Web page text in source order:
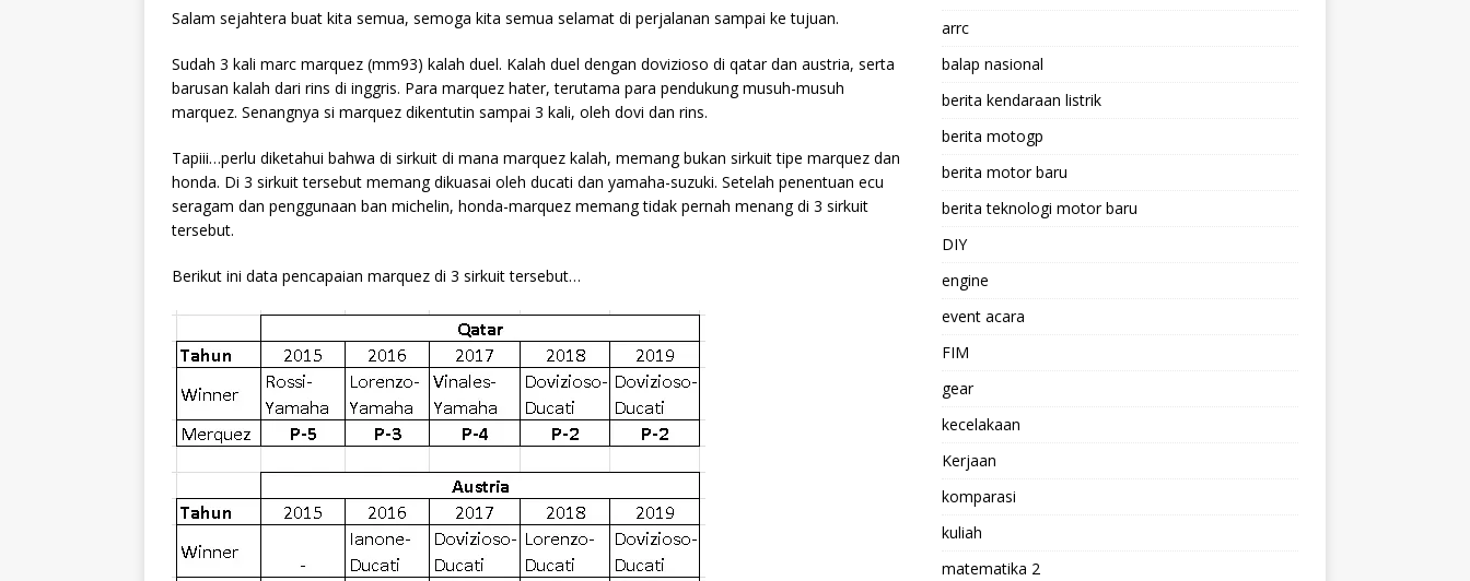
Salam sejahtera buat kita semua, semoga kita semua selamat di perjalanan sampai ke tujuan.
Sudah 3 kali marc marquez (mm93) kalah duel. Kalah duel dengan dovizioso di qatar dan austria, serta
barusan kalah dari rins di inggris. Para marquez hater, terutama para pendukung musuh-musuh
marquez. Senangnya si marquez dikentutin sampai 3 kali, oleh dovi dan rins.
Tapiii…perlu diketahui bahwa di sirkuit di mana marquez kalah, memang bukan sirkuit tipe marquez dan
honda. Di 3 sirkuit tersebut memang dikuasai oleh ducati dan yamaha-suzuki. Setelah penentuan ecu
seragam dan penggunaan ban michelin, honda-marquez memang tidak pernah menang di 3 sirkuit
tersebut.
Berikut ini data pencapaian marquez di 3 sirkuit tersebut…
arrc
balap nasional
berita kendaraan listrik
berita motogp
berita motor baru
berita teknologi motor baru
DIY
engine
event acara
FIM
gear
kecelakaan
Kerjaan
komparasi
kuliah
matematika 2